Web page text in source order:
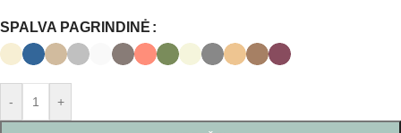
SPALVA PAGRINDINĖ
- +